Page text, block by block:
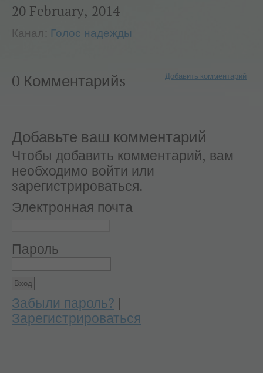
20 February, 2014
Канал: Голос надежды
0 Комментарийs Добавить комментарий
Добавьте ваш комментарий
Чтобы добавить комментарий, вам
необходимо войти или
зарегистрироваться.
Электронная почта
Пароль
Забыли пароль? |
Зарегистрироваться